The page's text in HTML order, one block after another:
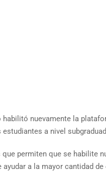
habilitó nuevamente la
a nivel
permiten que se habilite
a la mayor cantidad